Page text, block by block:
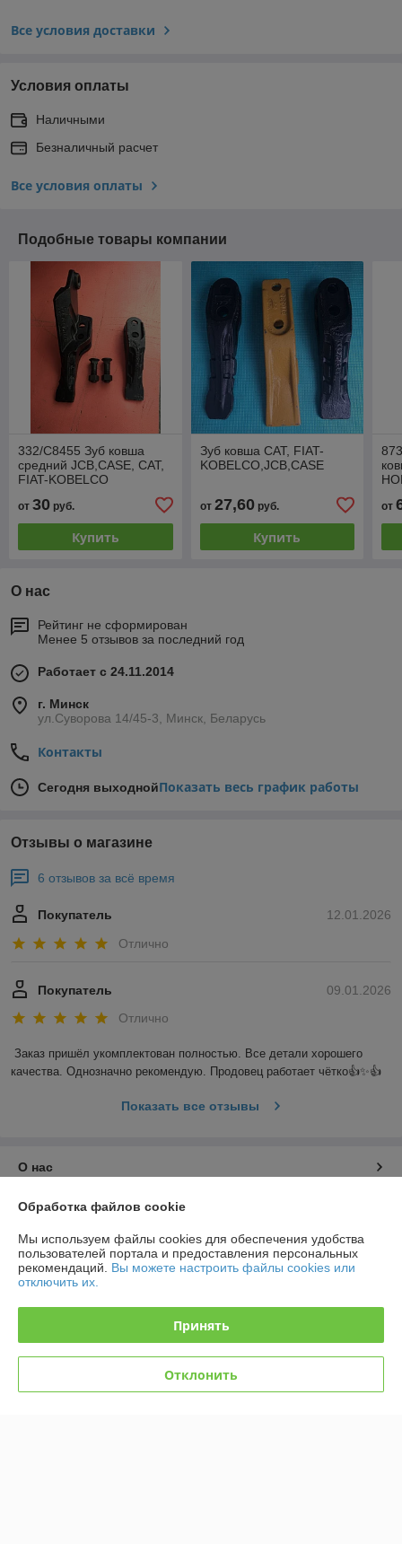
Все условия доставки
Условия оплаты
Наличными
Безналичный расчет
Все условия оплаты
Подобные товары компании
332/C8455 Зуб ковша
средний JCB,CASE, САТ,
FIAT-KOBELCO
от 30 руб.
Купить
Зуб ковша САТ, FIAT-
KOBELCO,JCB,CASE
от 27,60руб.
Купить
от
О нас
Рейтинг не сформирован
Менее 5 отзывов за последний год
Работает с 24.11.2014
г. Минск
ул.Суворова 14/45-3, Минск, Беларусь
Контакты
Сегодня выходнойПоказать весь график работы
Отзывы о магазине
6 отзывов за всё время
12.01.2026
Покупатель
Отлично
09.01.2026
Покупатель
Отлично
Заказ пришёл укомплектован полностью. Все детали хорошего
качества. Однозначно рекомендую. Продовец работает чётко👍✨️👍
Показать все отзывы
О нас
Контакты
Доставка и оплата
Политика обработки cookies
Обработка файлов cookie
Мы используем файлы cookies для обеспечения удобства
пользователей портала и предоставления персональных
рекомендаций. Вы можете настроить файлы cookies или
отключить их.
Принять
Отклонить